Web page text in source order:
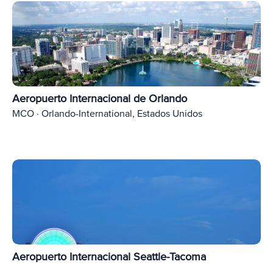
Aeropuerto Internacional de Orlando
MCO · Orlando-International, Estados Unidos
Aeropuerto Internacional Seattle-Tacoma